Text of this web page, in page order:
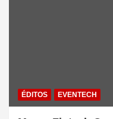
ÉDITOS EVENTECH